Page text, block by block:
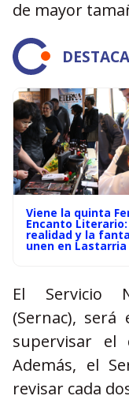
de mayor
Viene la quinta
Encanto
realidad y la
unen en Lastarria
El Servicio
(Sernac),
supervisar el
Además, el
revisar cada